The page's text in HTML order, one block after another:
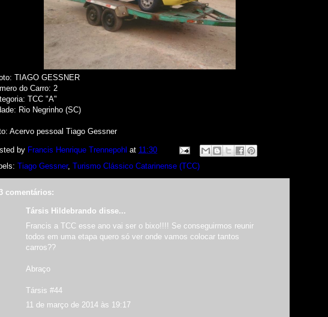
TIAGO GESSNER
do Carro: 2
TCC "A"
Rio Negrinho (SC)
: Acervo pessoal Tiago Gessner
by Francis Henrique Trennepohl at 11:30
Tiago Gessner, Turismo Clássico Catarinense (TCC)
comentários:
Társis Hildebrando disse...
Francis a TCC esse ano vai ser o bixo!!!! Se conseguirmos reunir
todos em uma etapa quero só ver onde vamos colocar tantos
carros??
Abraço
Társis #44
11 de março de 2014 às 19:17